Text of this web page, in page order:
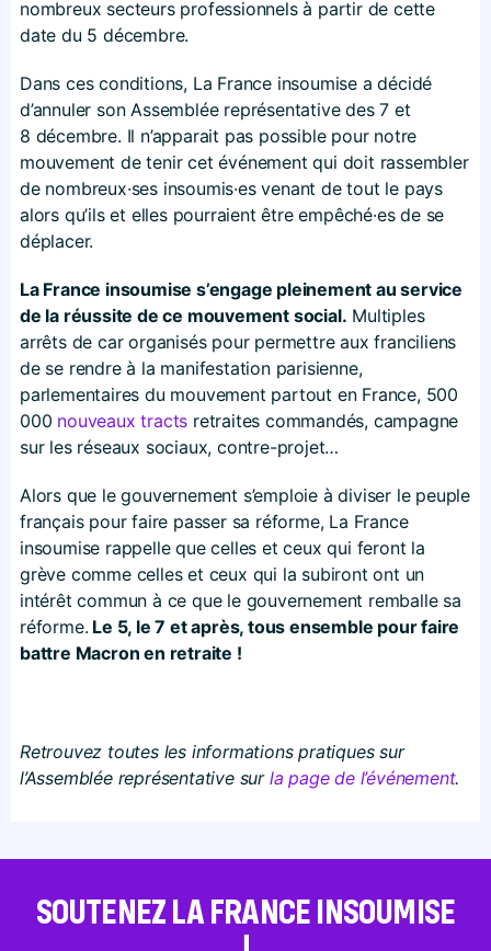
nombreux secteurs professionnels à partir de cette
date du 5 décembre.
Dans ces conditions, La France insoumise a décidé
d’annuler son Assemblée représentative des 7 et
8 décembre. Il n’apparait pas possible pour notre
mouvement de tenir cet événement qui doit rassembler
de nombreux·ses insoumis·es venant de tout le pays
alors qu’ils et elles pourraient être empêché·es de se
déplacer.
La France insoumise s’engage pleinement au service
de la réussite de ce mouvement social. Multiples
arrêts de car organisés pour permettre aux franciliens
de se rendre à la manifestation parisienne,
parlementaires du mouvement partout en France, 500
000 nouveaux tracts retraites commandés, campagne
sur les réseaux sociaux, contre-projet…
Alors que le gouvernement s’emploie à diviser le peuple
français pour faire passer sa réforme, La France
insoumise rappelle que celles et ceux qui feront la
grève comme celles et ceux qui la subiront ont un
intérêt commun à ce que le gouvernement remballe sa
réforme. Le 5, le 7 et après, tous ensemble pour faire
battre Macron en retraite !
Retrouvez toutes les informations pratiques sur
l’Assemblée représentative sur la page de l’événement.
SOUTENEZ LA FRANCE INSOUMISE